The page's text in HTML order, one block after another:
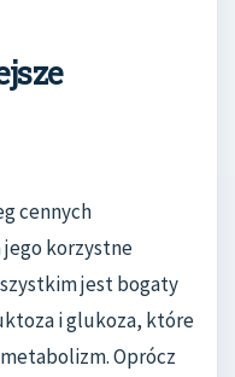
cennych
jego korzystne
jest bogaty
i glukoza, które
Oprócz